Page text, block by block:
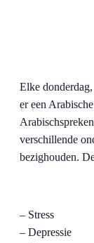
Elke
er een
verschillende
bezighouden.
– Stress
– Depressie